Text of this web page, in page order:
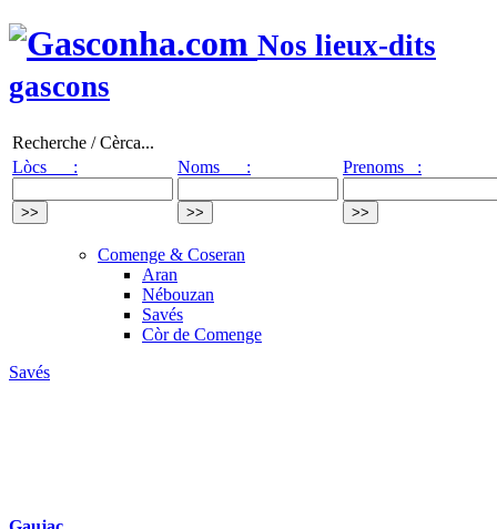
Nos lieux-dits
gascons
Recherche / Cèrca...
Lòcs :
Noms : Prenoms :
Comenge & Coseran
Aran
Nébouzan
Savés
Còr de Comenge
Savés